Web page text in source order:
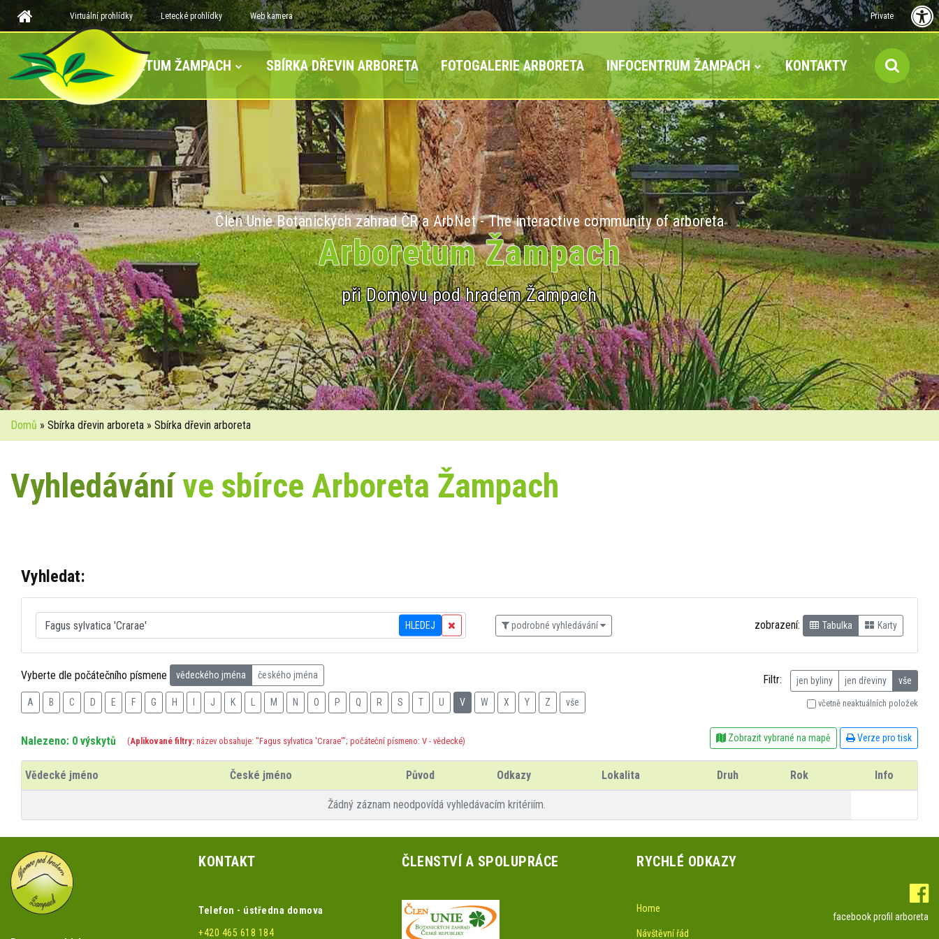
Virtuální prohlídky Letecké prohlídky Web kamera Private
ARBORETUM ŽAMPACH SBÍRKA DŘEVIN ARBORETA FOTOGALERIE ARBORETA INFOCENTRUM ŽAMPACH KONTAKTY
Člen Unie Botanických zahrad ČR a ArbNet - The interactive community of arboreta
Arboretum Žampach
při Domovu pod hradem Žampach
Domů » Sbírka dřevin arboreta » Sbírka dřevin arboreta
Vyhledáváníve sbírce Arboreta Žampach
Vyhledat:
HLEDEJ podrobné vyhledávání zobrazení: Tabulka Karty
Vyberte dle počátečního písmene vědeckého jména českého jména
A B C D E F G H J K M N O P Q R S T U V W X Y Z vše
Filtr: jen byliny jen dřeviny vše
včetně neaktuálních položek
Nalezeno: 0 výskytů (Aplikované filtry: název obsahuje: "Fagus sylvatica 'Crarae'"; počáteční písmeno: V - vědecké) Zobrazit vybrané na mapě Verze pro tisk
Vědecké jméno České jméno Původ Odkazy Lokalita Druh Rok Info
Žádný záznam neodpovídá vyhledávacím kritériím.
KONTAKT
Telefon - ústředna domova
+420 465 618 184
ČLENSTVÍ A SPOLUPRÁCE RYCHLÉ ODKAZY
Home
Návštěvní řád
facebook profil arboreta